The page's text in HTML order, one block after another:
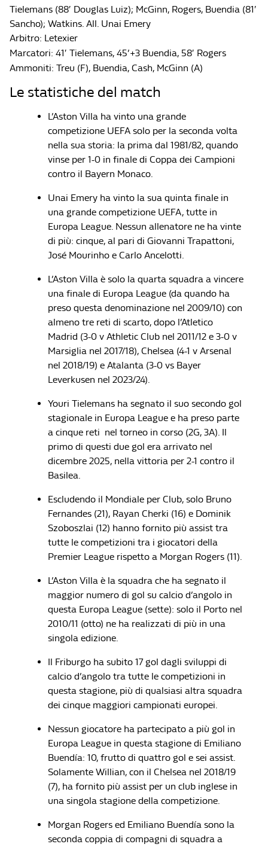
Tielemans (88′ Douglas Luiz); McGinn, Rogers, Buendia (81′
Sancho); Watkins. All. Unai Emery
Arbitro: Letexier
Marcatori: 41′ Tielemans, 45’+3 Buendia, 58′ Rogers
Ammoniti: Treu (F), Buendia, Cash, McGinn (A)
Le statistiche del match
L’Aston Villa ha vinto una grande
competizione UEFA solo per la seconda volta
nella sua storia: la prima dal 1981/82, quando
vinse per 1-0 in finale di Coppa dei Campioni
contro il Bayern Monaco.
Unai Emery ha vinto la sua quinta finale in
una grande competizione UEFA, tutte in
Europa League. Nessun allenatore ne ha vinte
di più: cinque, al pari di Giovanni Trapattoni,
José Mourinho e Carlo Ancelotti.
L’Aston Villa è solo la quarta squadra a vincere
una finale di Europa League (da quando ha
preso questa denominazione nel 2009/10) con
almeno tre reti di scarto, dopo l’Atletico
Madrid (3-0 v Athletic Club nel 2011/12 e 3-0 v
Marsiglia nel 2017/18), Chelsea (4-1 v Arsenal
nel 2018/19) e Atalanta (3-0 vs Bayer
Leverkusen nel 2023/24).
Youri Tielemans ha segnato il suo secondo gol
stagionale in Europa League e ha preso parte
a cinque reti nel torneo in corso (2G, 3A). Il
primo di questi due gol era arrivato nel
dicembre 2025, nella vittoria per 2-1 contro il
Basilea.
Escludendo il Mondiale per Club, solo Bruno
Fernandes (21), Rayan Cherki (16) e Dominik
Szoboszlai (12) hanno fornito più assist tra
tutte le competizioni tra i giocatori della
Premier League rispetto a Morgan Rogers (11).
L’Aston Villa è la squadra che ha segnato il
maggior numero di gol su calcio d’angolo in
questa Europa League (sette): solo il Porto nel
2010/11 (otto) ne ha realizzati di più in una
singola edizione.
Il Friburgo ha subito 17 gol dagli sviluppi di
calcio d’angolo tra tutte le competizioni in
questa stagione, più di qualsiasi altra squadra
dei cinque maggiori campionati europei.
Nessun giocatore ha partecipato a più gol in
Europa League in questa stagione di Emiliano
Buendía: 10, frutto di quattro gol e sei assist.
Solamente Willian, con il Chelsea nel 2018/19
(7), ha fornito più assist per un club inglese in
una singola stagione della competizione.
Morgan Rogers ed Emiliano Buendía sono la
seconda coppia di compagni di squadra a